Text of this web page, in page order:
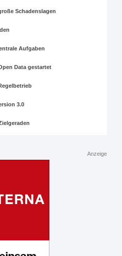
Schadenslagen
Aufgaben
Data gestartet
3.0
Anzeige